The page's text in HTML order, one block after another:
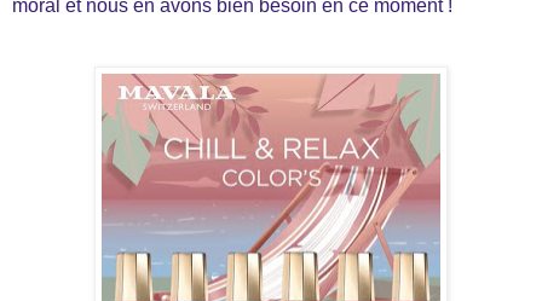
moral et nous en avons bien besoin en ce moment !